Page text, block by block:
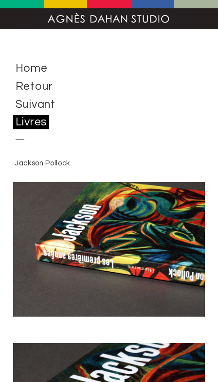
Home
Retour
Suivant
Livres
Jackson Pollock